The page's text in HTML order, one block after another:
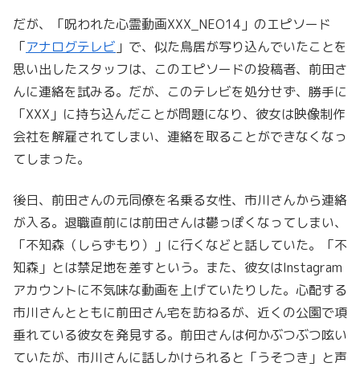
だが、「呪われた心霊動画XXX_NEO14」のエピソード
「アナログテレビ 」で、似た鳥居が写り込んでいたことを
思い出したスタッフは、このエピソードの投稿者、前田さ
んに連絡を試みる。だが、このテレビを処分せず、勝手に
「XXX」に持ち込んだことが問題になり、彼女は映像制作
会社を解雇されてしまい、連絡を取ることができなくなっ
てしまった。
後日、前田さんの元同僚を名乗る女性、市川さんから連絡
が入る。退職直前には前田さんは鬱っぽくなってしまい、
「不知森（しらずもり）」に行くなどと話していた。「不
知森」とは禁足地を差すという。また、彼女はInstagram
アカウントに不気味な動画を上げていたりした。心配する
市川さんとともに前田さん宅を訪ねるが、近くの公園で項
垂れている彼女を発見する。前田さんは何かぶつぶつ呟い
ていたが、市川さんに話しかけられると「うそつき」と声